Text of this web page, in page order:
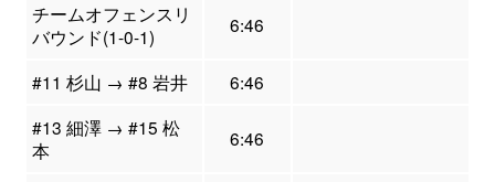
チームオフェンスリ
バウンド(1-0-1)
6:46
#11 杉山 → #8 岩井
6:46
#13 細澤 → #15 松
本
6:46